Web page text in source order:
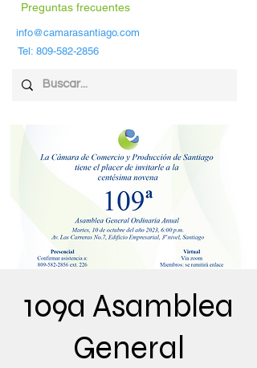
Tel: 809-582-2856
info@camarasantiago.com
Preguntas frecuentes
109a Asamblea
General